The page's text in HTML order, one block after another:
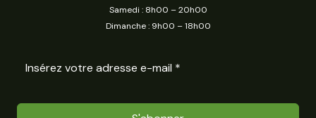
Samedi : 8h00 – 20h00
Dimanche : 9h00 – 18h00